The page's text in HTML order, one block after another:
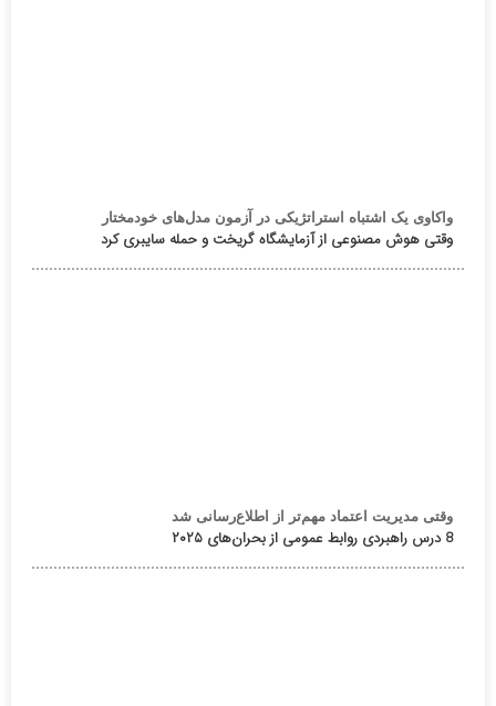
واکاوی یک اشتباه استراتژیکی در آزمون مدل‌های خودمختار
وقتی هوش مصنوعی از آزمایشگاه گریخت و حمله سایبری کرد
وقتی مدیریت اعتماد مهم‌تر از اطلاع‌رسانی شد
8 درس راهبردی روابط عمومی از بحران‌های ۲۰۲۵